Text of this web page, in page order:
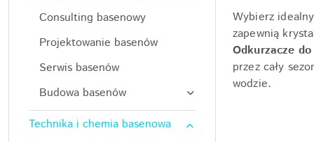
Consulting basenowy
Projektowanie basenów
Serwis basenów
Budowa basenów
Technika i chemia basenowa
Wybierz idealny
zapewnią
Odkurzacze
przez cały
wodzie.